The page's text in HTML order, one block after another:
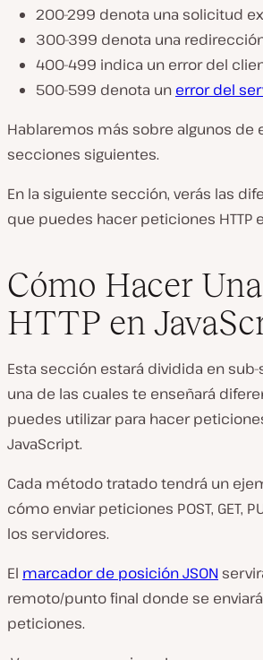
200-299 denota una solicitud
300-399 denota una
400-499 indica un error del
500-599 denota un error del
Hablaremos más sobre algunos de
secciones siguientes.
En la siguiente sección, verás las
que puedes hacer peticiones HTTP
Cómo Hacer
HTTP en
Esta sección estará dividida en
una de las cuales te enseñará
puedes utilizar para hacer
JavaScript.
Cada método tratado tendrá un
cómo enviar peticiones POST, GET,
los servidores.
El marcador de posición JSON
remoto/punto final donde se
peticiones.